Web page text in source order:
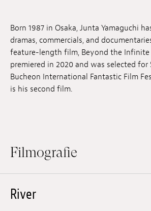
Einreichungen
Archives
Herunterladen
Born 1987 in Osaka, Junta Yamaguchi
dramas, commercials, and
feature-length film, Beyond the
premiered in 2020 and was selected for
Bucheon International Fantastic Film
is his second film.
Filmografie
River